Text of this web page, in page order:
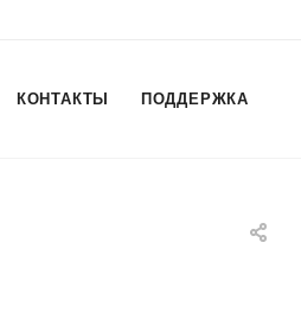
КОНТАКТЫ ПОДДЕРЖКА